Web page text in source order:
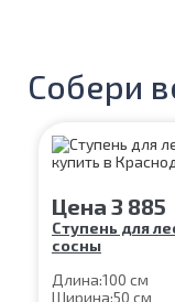
Собери
Цена 3 885
Ступень для
сосны
Длина:100 см
Ширина:50 см